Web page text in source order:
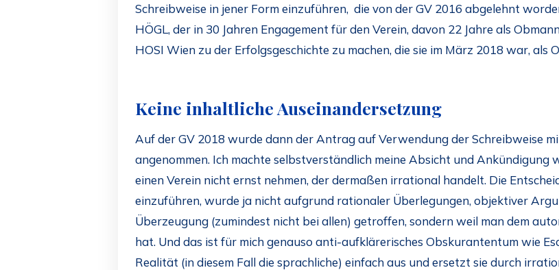
Schreibweise in jener Form einzuführen, die von der GV 2016 abgelehnt
HÖGL, der in 30 Jahren Engagement für den Verein, davon 22 Jahre als
HOSI Wien zu der Erfolgsgeschichte zu machen, die sie im März 2018 war, als
Keine inhaltliche Auseinandersetzung
Auf der GV 2018 wurde dann der Antrag auf Verwendung der Schreibweise
angenommen. Ich machte selbstverständlich meine Absicht und Ankündigung
einen Verein nicht ernst nehmen, der dermaßen irrational handelt. Die
einzuführen, wurde ja nicht aufgrund rationaler Überlegungen, objektiver
Überzeugung (zumindest nicht bei allen) getroffen, sondern weil man dem
hat. Und das ist für mich genauso anti-aufklärerisches Obskurantentum wie
Realität (in diesem Fall die sprachliche) einfach aus und ersetzt sie durch